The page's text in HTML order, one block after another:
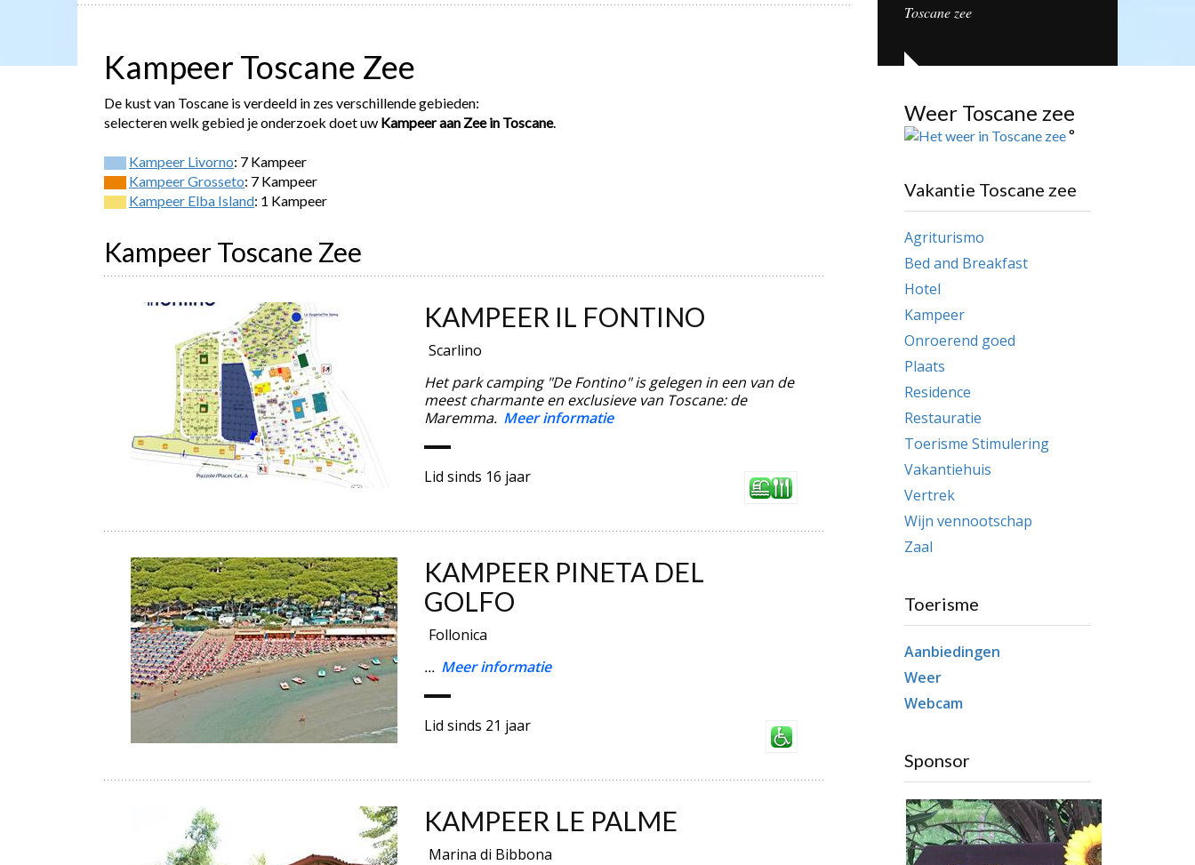
Kampeer Toscane Zee
De kust van Toscane is verdeeld in zes verschillende gebieden:
selecteren welk gebied je onderzoek doet uw Kampeer aan Zee in Toscane.
Kampeer Livorno: 7 Kampeer
Kampeer Grosseto: 7 Kampeer
Kampeer Elba Island: 1 Kampeer
Kampeer Toscane Zee
KAMPEER IL FONTINO
Scarlino
Het park camping "De Fontino" is gelegen in een van de
meest charmante en exclusieve van Toscane: de
Maremma. Meer informatie
Lid sinds 16 jaar
KAMPEER PINETA DEL
GOLFO
Follonica
... Meer informatie
Lid sinds 21 jaar
KAMPEER LE PALME
Marina di Bibbona
Toscane zee
Weer Toscane zee
°
Vakantie Toscane zee
Agriturismo
Bed and Breakfast
Hotel
Kampeer
Onroerend goed
Plaats
Residence
Restauratie
Toerisme Stimulering
Vakantiehuis
Vertrek
Wijn vennootschap
Zaal
Toerisme
Aanbiedingen
Weer
Webcam
Sponsor